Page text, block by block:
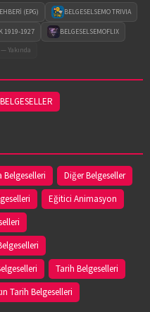
(EPG) BELGESELSEMO TRIVIA
1919-1927
BELGESELSEMOFLIX
Yakında
Diğer Belgeseller
Eğitici Animasyon
Tarih Belgeselleri
Tarih Belgeselleri